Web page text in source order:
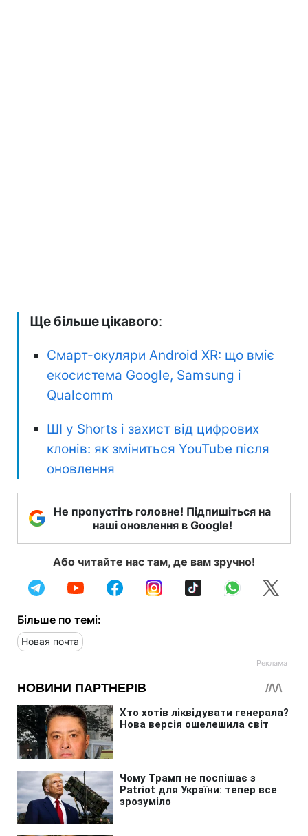
Ще більше цікавого:
Смарт-окуляри Android XR: що вміє
екосистема Google, Samsung і
Qualcomm
ШІ у Shorts і захист від цифрових
клонів: як зміниться YouTube після
оновлення
Не пропустіть головне! Підпишіться на
наші оновлення в Google!
Або читайте нас там, де вам зручно!
Більше по темі:
Новая почта